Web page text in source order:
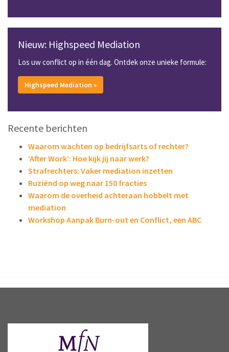
Nieuw: Highspeed Mediation
Los uw conflict op in één dag. Ontdek onze unieke formule:
Highspeed Mediation »
Recente berichten
Waarom wachten op bedrijfsarts of rechter?
‘After Work’: Hoe kijk jij naar werk?
Strafrechters: Vaker mediation inzetten
Ruziënd op weg naar 150 fracties
Waarom de overheid achteraan hobbelt met
mediation
Workshop Aanpak Burn-out en Conflict, een ABC